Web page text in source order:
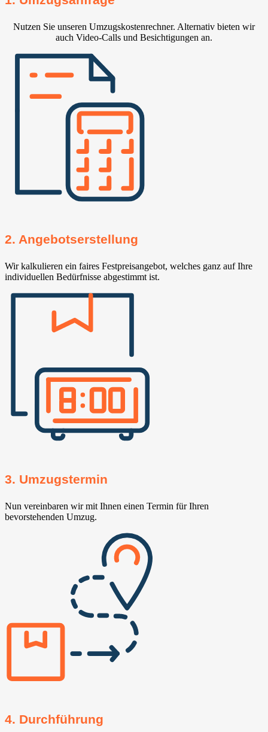
Nutzen Sie unseren Umzugskostenrechner. Alternativ bieten wir
auch Video-Calls und Besichtigungen an.
2. Angebotserstellung
Wir kalkulieren ein faires Festpreisangebot, welches ganz auf Ihre
individuellen Bedürfnisse abgestimmt ist.
3. Umzugstermin
Nun vereinbaren wir mit Ihnen einen Termin für Ihren
bevorstehenden Umzug.
4. Durchführung